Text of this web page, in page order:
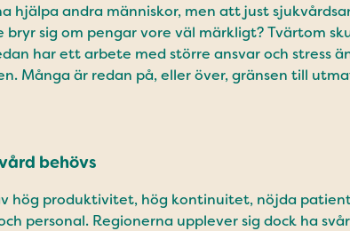
hjälpa andra människor, men att just
sig om pengar vore väl märkligt? Tvärtom
har ett arbete med större ansvar och stress
Många är redan på, eller över, gränsen till
behövs
hög produktivitet, hög kontinuitet, nöjda
personal. Regionerna upplever sig dock ha